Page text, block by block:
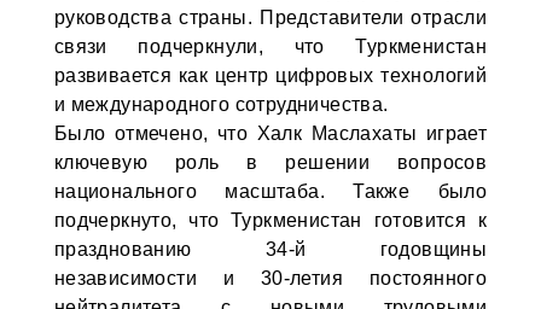
руководства страны. Представители отрасли
связи подчеркнули, что Туркменистан
развивается как центр цифровых технологий
и международного сотрудничества.
Было отмечено, что Халк Маслахаты играет
ключевую роль в решении вопросов
национального масштаба. Также было
подчеркнуто, что Туркменистан готовится к
празднованию 34-й годовщины
независимости и 30-летия постоянного